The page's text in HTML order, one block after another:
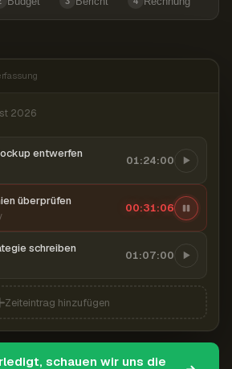
2026
entwerfen 01:24:00
überprüfen 00:31:07
schreiben 01:07:00
Zeiteintrag hinzufügen
schauen wir uns die